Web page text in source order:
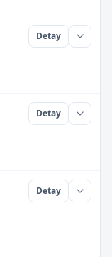
Detay
Detay
Detay